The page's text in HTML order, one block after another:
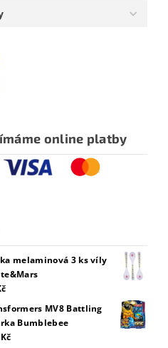
online platby
melaminová 3 ks víly
MV8 Battling
Bumblebee